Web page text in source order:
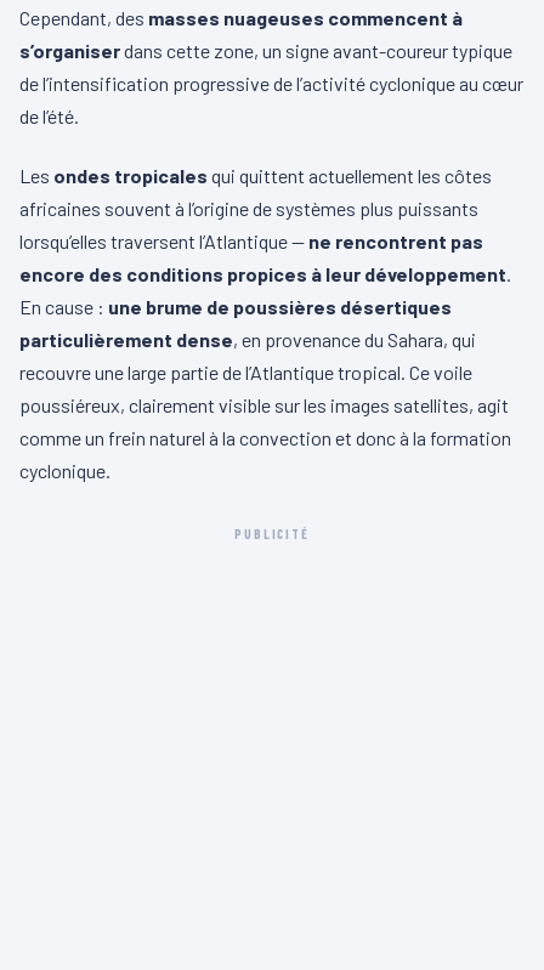
Cependant, des masses nuageuses commencent à
s’organiserdans cette zone, un signe avant-coureur typique
de l’intensification progressive de l’activité cyclonique au cœur
de l’été.
Les ondes tropicales qui quittent actuellement les côtes
africaines souvent à l’origine de systèmes plus puissants
lorsqu’elles traversent l’Atlantique — ne rencontrent pas
encore des conditions propices à leur développement.
En cause : une brume de poussières désertiques
particulièrement dense, en provenance du Sahara, qui
recouvre une large partie de l’Atlantique tropical. Ce voile
poussiéreux, clairement visible sur les images satellites, agit
comme un frein naturel à la convection et donc à la formation
cyclonique.
PUBLICITÉ